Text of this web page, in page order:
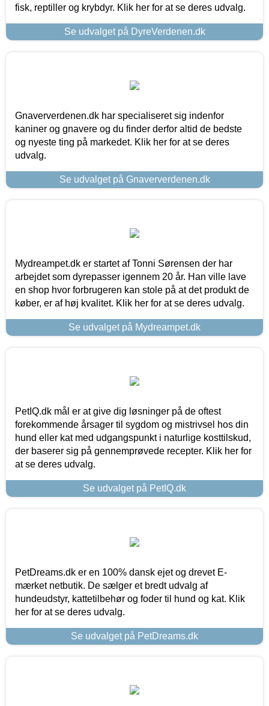
fisk, reptiller og krybdyr. Klik her for at se deres udvalg.
Se udvalget på DyreVerdenen.dk
Gnaververdenen.dk har specialiseret sig indenfor
kaniner og gnavere og du finder derfor altid de bedste
og nyeste ting på markedet. Klik her for at se deres
udvalg.
Se udvalget på Gnaververdenen.dk
Mydreampet.dk er startet af Tonni Sørensen der har
arbejdet som dyrepasser igennem 20 år. Han ville lave
en shop hvor forbrugeren kan stole på at det produkt de
køber, er af høj kvalitet. Klik her for at se deres udvalg.
Se udvalget på Mydreampet.dk
PetIQ.dk mål er at give dig løsninger på de oftest
forekommende årsager til sygdom og mistrivsel hos din
hund eller kat med udgangspunkt i naturlige kosttilskud,
der baserer sig på gennemprøvede recepter. Klik her for
at se deres udvalg.
Se udvalget på PetIQ.dk
PetDreams.dk er en 100% dansk ejet og drevet E-
mærket netbutik. De sælger et bredt udvalg af
hundeudstyr, kattetilbehør og foder til hund og kat. Klik
her for at se deres udvalg.
Se udvalget på PetDreams.dk